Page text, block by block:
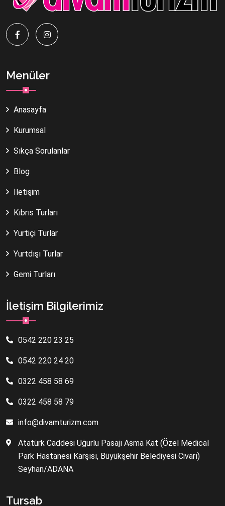
Menüler
Anasayfa
Kurumsal
Sıkça Sorulanlar
Blog
İletişim
Kıbrıs Turları
Yurtiçi Turlar
Yurtdışı Turlar
Gemi Turları
İletişim Bilgilerimiz
0542 220 23 25
0542 220 24 20
0322 458 58 69
0322 458 58 79
info@divamturizm.com
Atatürk Caddesi Uğurlu Pasajı Asma Kat (Özel Medical
Park Hastanesi Karşısı, Büyükşehir Belediyesi Civarı)
Seyhan/ADANA
Tursab